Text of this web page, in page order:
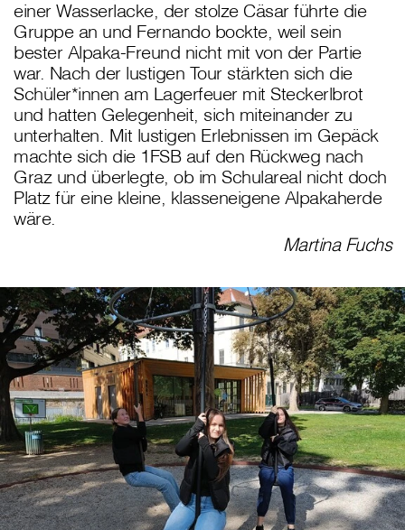
einer Wasserlacke, der stolze Cäsar führte die
Gruppe an und Fernando bockte, weil sein
bester Alpaka-Freund nicht mit von der Partie
war. Nach der lustigen Tour stärkten sich die
Schüler*innen am Lagerfeuer mit Steckerlbrot
und hatten Gelegenheit, sich miteinander zu
unterhalten. Mit lustigen Erlebnissen im Gepäck
machte sich die 1FSB auf den Rückweg nach
Graz und überlegte, ob im Schulareal nicht doch
Platz für eine kleine, klasseneigene Alpakaherde
wäre.
Martina Fuchs